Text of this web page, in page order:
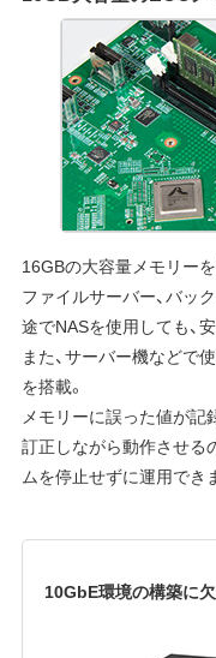
16GBの大容量メモリーを
ファイルサーバー、バッ
途でNASを使用しても、
また、サーバー機などで
を搭載。
メモリーに誤った値が記
訂正しながら動作させる
ムを停止せずに運用でき
10GbE環境の構築に